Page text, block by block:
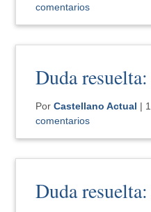
comentarios
Duda
PorCastellano Actual |
comentarios
Duda